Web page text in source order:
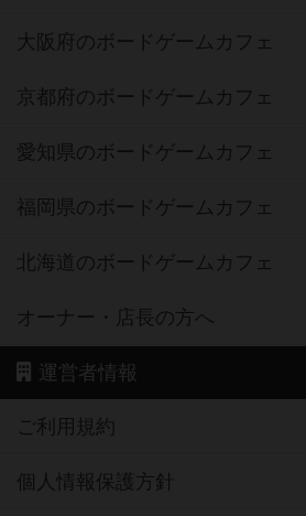
大阪府のボードゲームカフェ
京都府のボードゲームカフェ
愛知県のボードゲームカフェ
福岡県のボードゲームカフェ
北海道のボードゲームカフェ
オーナー・店長の方へ
運営者情報
ご利用規約
個人情報保護方針